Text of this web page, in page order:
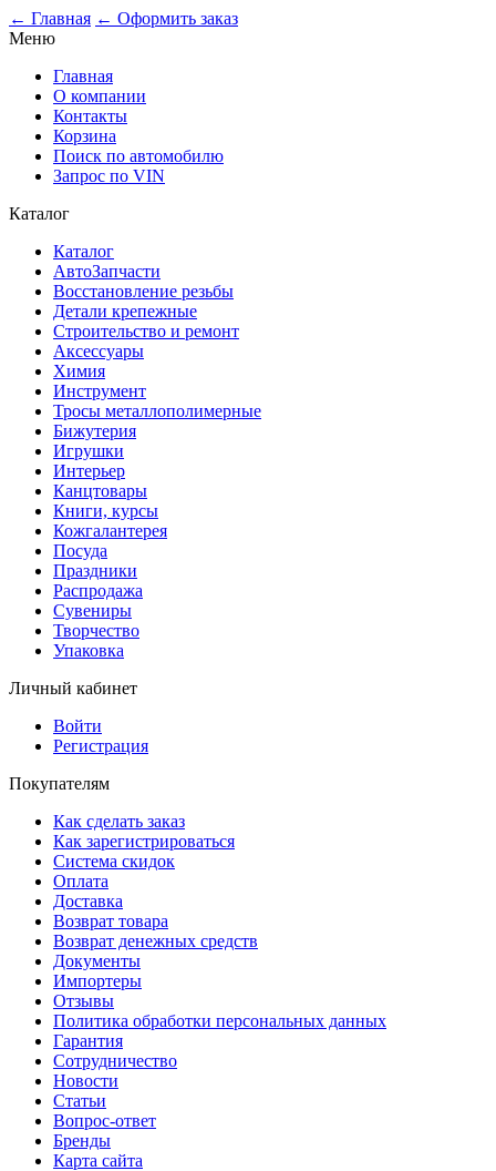
← Главная ← Оформить заказ
Меню
Главная
О компании
Контакты
Корзина
Поиск по автомобилю
Запрос по VIN
Каталог
Каталог
АвтоЗапчасти
Восстановление резьбы
Детали крепежные
Строительство и ремонт
Аксессуары
Химия
Инструмент
Тросы металлополимерные
Бижутерия
Игрушки
Интерьер
Канцтовары
Книги, курсы
Кожгалантерея
Посуда
Праздники
Распродажа
Сувениры
Творчество
Упаковка
Личный кабинет
Войти
Регистрация
Покупателям
Как сделать заказ
Как зарегистрироваться
Система скидок
Оплата
Доставка
Возврат товара
Возврат денежных средств
Документы
Импортеры
Отзывы
Политика обработки персональных данных
Гарантия
Сотрудничество
Новости
Статьи
Вопрос-ответ
Бренды
Карта сайта